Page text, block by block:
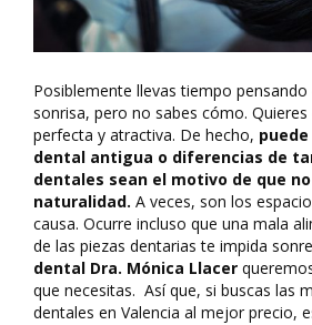
Posiblemente llevas tiempo
sonrisa, pero no sabes cómo.
perfecta y atractiva. De hecho,
dental antigua o diferencias de
dentales sean el motivo de que
naturalidad. A veces, son los
causa. Ocurre incluso que una mala
de las piezas dentarias te impida
dental Dra. Mónica Llacer
que necesitas. Así que, si buscas las
dentales en Valencia al mejor precio,